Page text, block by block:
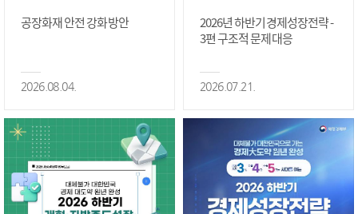
공장화재 안전 강화 방안
2026.08.04.
2026년 하반기 경제성장전략 -
3편 구조적 문제 대응
2026.07.21.